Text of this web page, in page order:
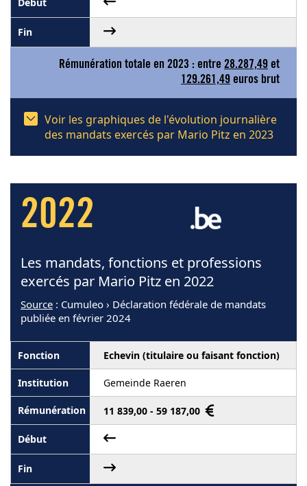
Rémunération totale en 2023 : entre 28.287,49 et
129.261,49 euros brut
Voir les graphiques de l'évolution journalière
des mandats exercés par Mario Pitz en 2023
2022
Les mandats, fonctions et professions
exercés par Mario Pitz en 2022
Source : Cumuleo › Déclaration fédérale de mandats
publiée en février 2024
Echevin (titulaire ou faisant fonction)
Gemeinde Raeren
11 839,00 - 59 187,00